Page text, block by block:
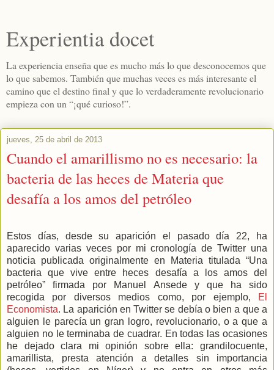
Experientia docet
La experiencia enseña que es mucho más lo que desconocemos que
lo que sabemos. También que muchas veces es más interesante el
camino que el destino final y que lo verdaderamente revolucionario
empieza con un “¡qué curioso!”.
jueves, 25 de abril de 2013
Cuando el amarillismo no es necesario: la
bacteria de las heces de Materia que
desafía a los amos del petróleo
Estos días, desde su aparición el pasado día 22, ha
aparecido varias veces por mi cronología de Twitter una
noticia publicada originalmente en Materia titulada “Una
bacteria que vive entre heces desafía a los amos del
petróleo” firmada por Manuel Ansede y que ha sido
recogida por diversos medios como, por ejemplo,
El
Economista. La aparición en Twitter se debía o bien a que a
alguien le parecía un gran logro, revolucionario, o a que a
alguien no le terminaba de cuadrar. En todas las ocasiones
he dejado clara mi opinión sobre ella: grandilocuente,
amarillista, presta atención a detalles sin importancia